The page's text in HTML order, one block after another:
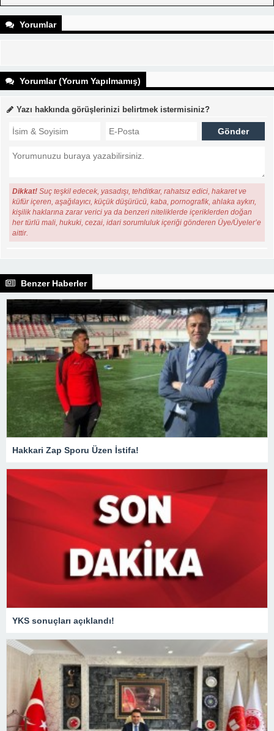
Yorumlar
Yorumlar (Yorum Yapılmamış)
Yazı hakkında görüşlerinizi belirtmek istermisiniz?
Dikkat! Suç teşkil edecek, yasadışı, tehditkar, rahatsız edici, hakaret ve
küfür içeren, aşağılayıcı, küçük düşürücü, kaba, pornografik, ahlaka aykırı,
kişilik haklarına zarar verici ya da benzeri niteliklerde içeriklerden doğan
her türlü mali, hukuki, cezai, idari sorumluluk içeriği gönderen Üye/Üyeler’e
aittir.
Benzer Haberler
Hakkari Zap Sporu Üzen İstifa!
YKS sonuçları açıklandı!